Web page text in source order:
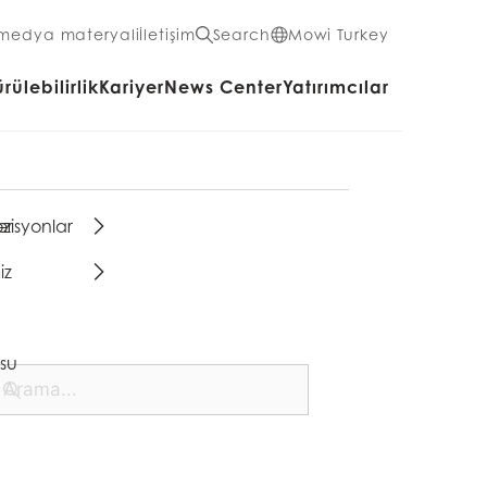
materyaliİletişim Search Mowi Turkey
KariyerNews CenterYatırımcılar